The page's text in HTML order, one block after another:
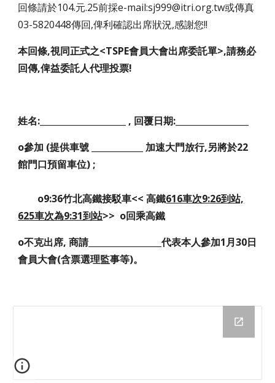
回條請於104.元.25前採e-mail:sj999@itri.org.tw或傳真
03-5820448傳回,俾利確認出席狀況,感謝您!!
本回條,視同正式之<TSPE會員大會出席委託單>,請務必
回傳,俾益委託人代理投票!
姓名:____________________ , 回覆日期:_________________
o參加 (提供車號 ____________ 加速大門放行,另將於22
館門口預留車位) ;
o9:36竹北高鐵接駁車<< 高鐵616車次9:26到站,
625車次為9:31到站>> o回乘高鐵
o不克出席, 商請_________________代表本人參加1月30日
會員大會(含票選理監事等)。